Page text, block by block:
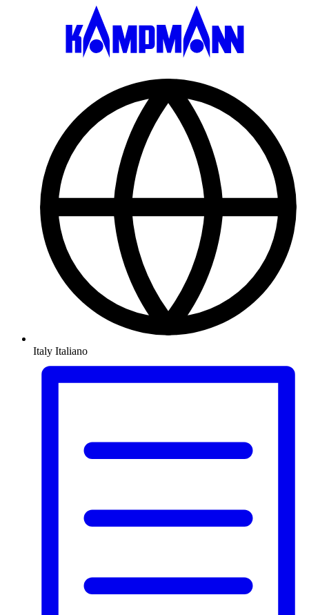
Italy Italiano